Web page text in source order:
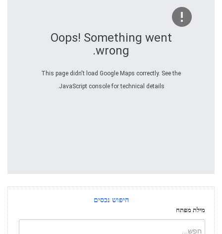
Oops! Something went
wrong.
This page didn't load Google Maps correctly. See the
JavaScript console for technical details.
חיפוש נכסים
מילת מפתח